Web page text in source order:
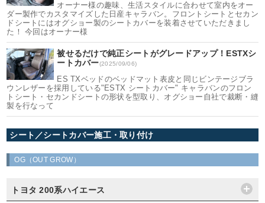
オーナー様の趣味、生活スタイルに合わせて室内をオー
ダー製作でカスタマイズした日産キャラバン。フロントシートとセカン
ドシートにはオグショー製のシートカバーを装着させていただきまし
た！ 今回はオーナー様
被せるだけで純正シートがグレードアップ！ESTXシ
ートカバー(2025/09/06)
ES TXベッドのベッドマット表皮と同じビンテージブラ
ウンレザーを採用している"ESTX シートカバー" キャラバンのフロン
トシート・セカンドシートの形状を型取り、オグショー自社で裁断・縫
製を行なって
シート／シートカバー施工・取り付け
OG（OUT GROW）
トヨタ 200系ハイエース